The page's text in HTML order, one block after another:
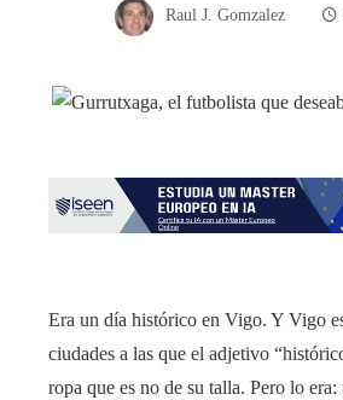
Raul J. Gomzalez
Era un día histórico en Vigo. Y Vigo
ciudades a las que el adjetivo
ropa que es no de su talla. Pero lo